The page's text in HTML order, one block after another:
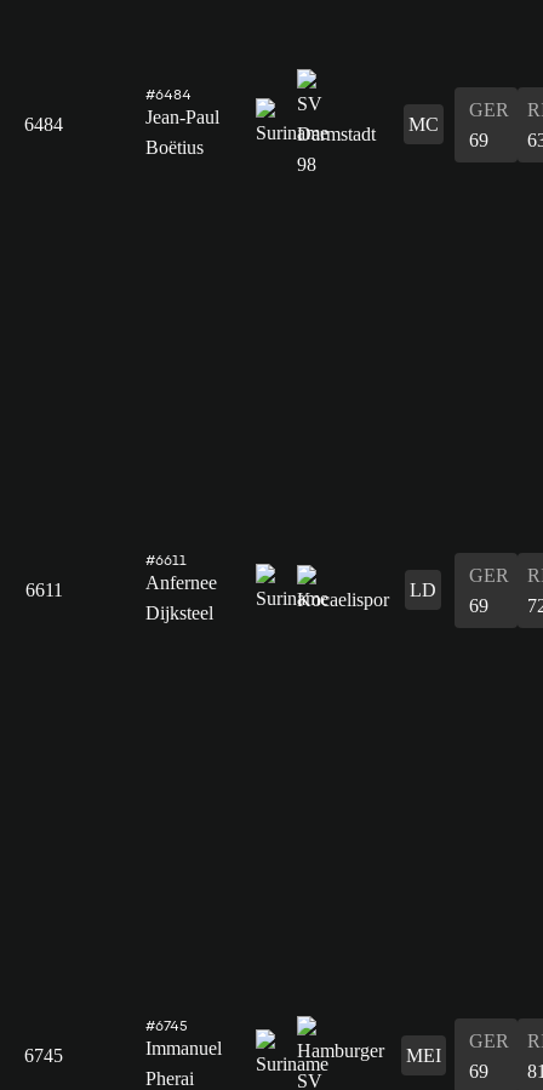
6484
#6484
Jean-Paul
Boëtius
MC
GER
69
6611
#6611
Anfernee
Dijksteel
LD
GER
69
6745
#6745
Immanuel
Pherai
MEI
GER
69